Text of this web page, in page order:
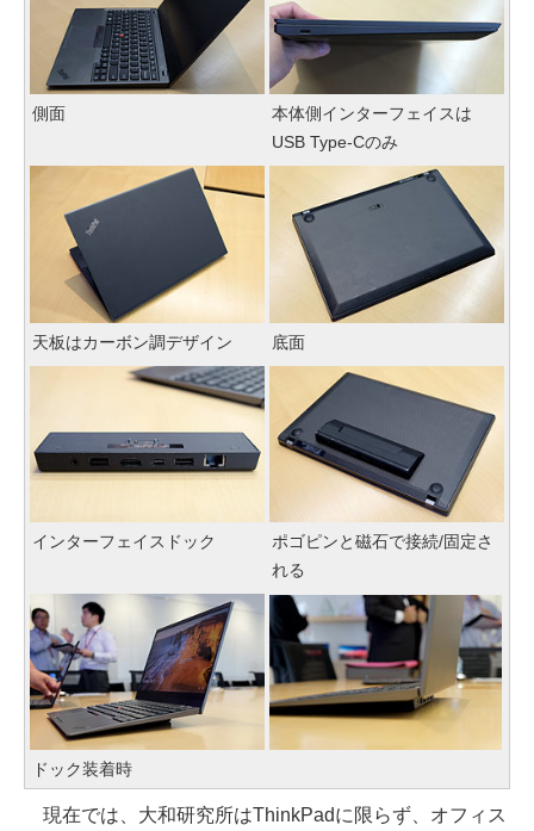
側面
本体側インターフェイスは
USB Type-Cのみ
天板はカーボン調デザイン 底面
インターフェイスドック
ポゴピンと磁石で接続/固定さ
れる
ドック装着時
現在では、大和研究所はThinkPadに限らず、オフィス